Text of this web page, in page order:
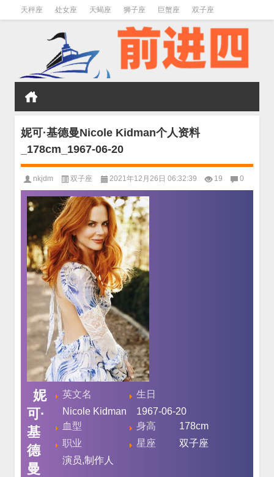
天秤座 处女座 天蝎座 狮子座 巨蟹座 双子座
妮可·基德曼Nicole Kidman个人资料
_178cm_1967-06-20
nkjdm 双子座 2021年12月26日 06:32:39 19 0
妮
可·
基
德
曼
英文名
Nicole Kidman
生日
1967-06-20
血型
身高
178cm
职业
演员,制作人
星座 双子座